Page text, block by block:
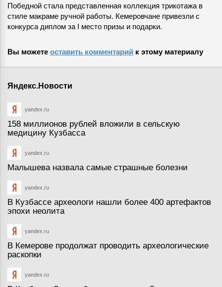
Победной стала представленная коллекция трикотажа в
стиле макраме ручной работы. Кемеровчане привезли с
конкурса диплом за I место призы и подарки.
Вы можете оставить комментарий к этому материалу
Яндекс.Новости
yandex.ru
158 миллионов рублей вложили в сельскую
медицину Кузбасса
yandex.ru
Малышева назвала самые страшные болезни
yandex.ru
В Кузбассе археологи нашли более 400 артефактов
эпохи неолита
yandex.ru
В Кемерове продолжат проводить археологические
раскопки
yandex.ru